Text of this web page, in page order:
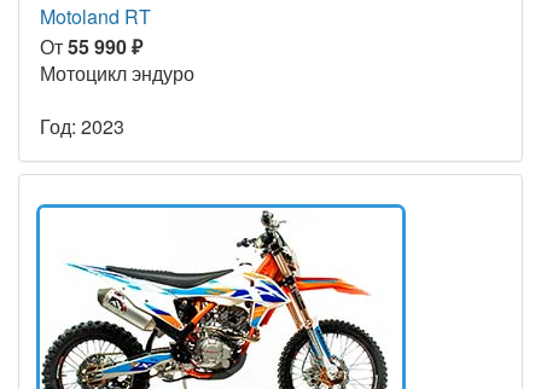
Motoland RT
От55 990 ₽
Мотоцикл эндуро
Год: 2023